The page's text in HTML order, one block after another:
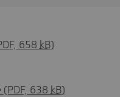
658 kB)
(PDF, 638 kB)